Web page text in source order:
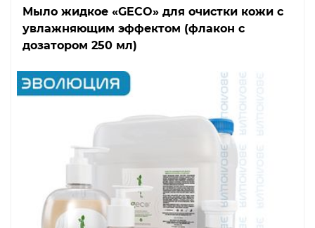
Мыло жидкое «GECO» для очистки кожи с
увлажняющим эффектом (флакон с
дозатором 250 мл)